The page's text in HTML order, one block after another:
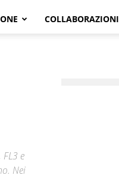
COLLABORAZIONI
e
Nei